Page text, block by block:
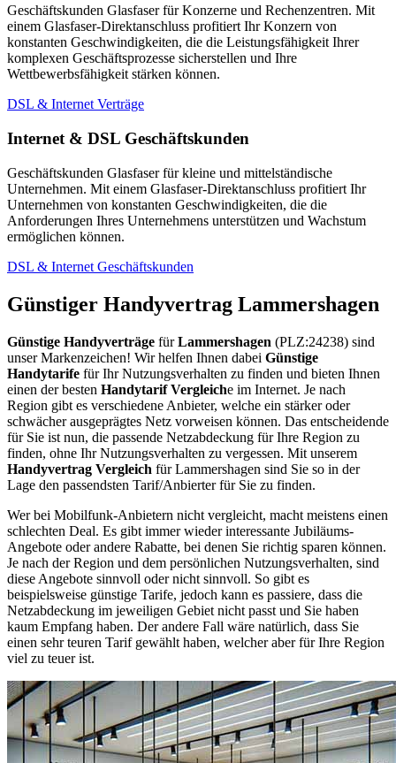
Geschäftskunden Glasfaser für Konzerne und Rechenzentren. Mit
einem Glasfaser-Direktanschluss profitiert Ihr Konzern von
konstanten Geschwindigkeiten, die die Leistungsfähigkeit Ihrer
komplexen Geschäftsprozesse sicherstellen und Ihre
Wettbewerbsfähigkeit stärken können.
DSL & Internet Verträge
Internet & DSL Geschäftskunden
Geschäftskunden Glasfaser für kleine und mittelständische
Unternehmen. Mit einem Glasfaser-Direktanschluss profitiert Ihr
Unternehmen von konstanten Geschwindigkeiten, die die
Anforderungen Ihres Unternehmens unterstützen und Wachstum
ermöglichen können.
DSL & Internet Geschäftskunden
Günstiger Handyvertrag Lammershagen
Günstige Handyverträge fürLammershagen (PLZ:24238) sind
unser Markenzeichen! Wir helfen Ihnen dabei Günstige
Handytarife für Ihr Nutzungsverhalten zu finden und bieten Ihnen
einen der besten Handytarif Vergleiche im Internet. Je nach
Region gibt es verschiedene Anbieter, welche ein stärker oder
schwächer ausgeprägtes Netz vorweisen können. Das entscheidende
für Sie ist nun, die passende Netzabdeckung für Ihre Region zu
finden, ohne Ihr Nutzungsverhalten zu vergessen. Mit unserem
Handyvertrag Vergleich für Lammershagen sind Sie so in der
Lage den passendsten Tarif/Anbierter für Sie zu finden.
Wer bei Mobilfunk-Anbietern nicht vergleicht, macht meistens einen
schlechten Deal. Es gibt immer wieder interessante Jubiläums-
Angebote oder andere Rabatte, bei denen Sie richtig sparen können.
Je nach der Region und dem persönlichen Nutzungsverhalten, sind
diese Angebote sinnvoll oder nicht sinnvoll. So gibt es
beispielsweise günstige Tarife, jedoch kann es passiere, dass die
Netzabdeckung im jeweiligen Gebiet nicht passt und Sie haben
kaum Empfang haben. Der andere Fall wäre natürlich, dass Sie
einen sehr teuren Tarif gewählt haben, welcher aber für Ihre Region
viel zu teuer ist.